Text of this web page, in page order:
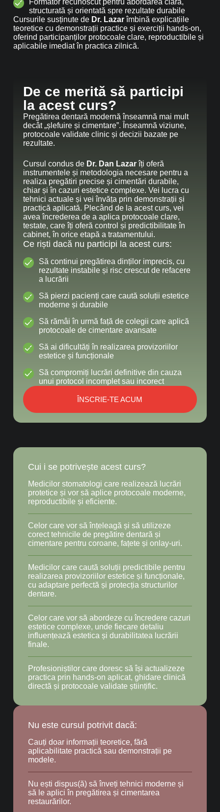
Formator recunoscut pentru abordarea clară,
structurată și orientată spre rezultate durabile
Cursurile susținute de Dr. Lazarîmbină explicațiile
teoretice cu demonstrații practice și exerciții hands-on,
oferind participanților protocoale clare, reproductibile și
aplicabile imediat în practica zilnică.
De ce merită să participi
la acest curs?
Pregătirea dentară modernă înseamnă mai mult
decât „șlefuire și cimentare”. Înseamnă viziune,
protocoale validate clinic și decizii bazate pe
rezultate.
Cursul condus de Dr. Dan Lazarîți oferă
instrumentele și metodologia necesare pentru a
realiza pregătiri precise și cimentări durabile,
chiar și în cazuri estetice complexe. Vei lucra cu
tehnici actuale și vei învăța prin demonstrații și
practică aplicată. Plecând de la acest curs, vei
avea încrederea de a aplica protocoale clare,
testate, care îți oferă control și predictibilitate în
cabinet, în orice etapă a tratamentului.
Ce riști dacă nu participi la acest curs:
Să continui pregătirea dinților imprecis, cu
rezultate instabile și risc crescut de refacere
a lucrării
Să pierzi pacienți care caută soluții estetice
moderne și durabile
Să rămâi în urmă față de colegii care aplică
protocoale de cimentare avansate
Să ai dificultăți în realizarea provizoriilor
estetice și funcționale
Să compromiți lucrări definitive din cauza
unui protocol incomplet sau incorect
ÎNSCRIE-TE ACUM
Cui i se potrivește acest curs?
Medicilor stomatologi care realizează lucrări
protetice și vor să aplice protocoale moderne,
reproductibile și eficiente.
Celor care vor să înțeleagă și să utilizeze
corect tehnicile de pregătire dentară și
cimentare pentru coroane, fațete și onlay-uri.
Medicilor care caută soluții predictibile pentru
realizarea provizoriilor estetice și funcționale,
cu adaptare perfectă și protecția structurilor
dentare.
Celor care vor să abordeze cu încredere cazuri
estetice complexe, unde fiecare detaliu
influențează estetica și durabilitatea lucrării
finale.
Profesioniștilor care doresc să își actualizeze
practica prin hands-on aplicat, ghidare clinică
directă și protocoale validate științific.
Nu este cursul potrivit dacă:
Cauți doar informații teoretice, fără
aplicabilitate practică sau demonstrații pe
modele.
Nu ești dispus(ă) să înveți tehnici moderne și
să le aplici în pregătirea și cimentarea
restaurărilor.